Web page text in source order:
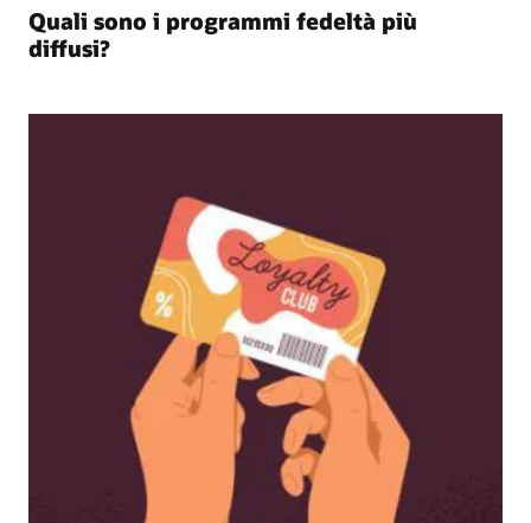
Quali sono i programmi fedeltà più
diffusi?